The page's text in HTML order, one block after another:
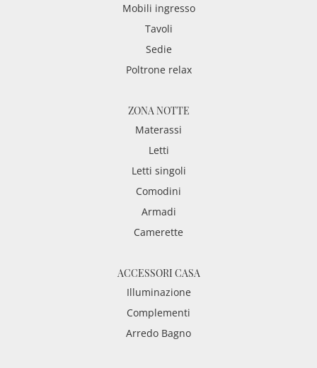
Mobili ingresso
Tavoli
Sedie
Poltrone relax
ZONA NOTTE
Materassi
Letti
Letti singoli
Comodini
Armadi
Camerette
ACCESSORI CASA
Illuminazione
Complementi
Arredo Bagno